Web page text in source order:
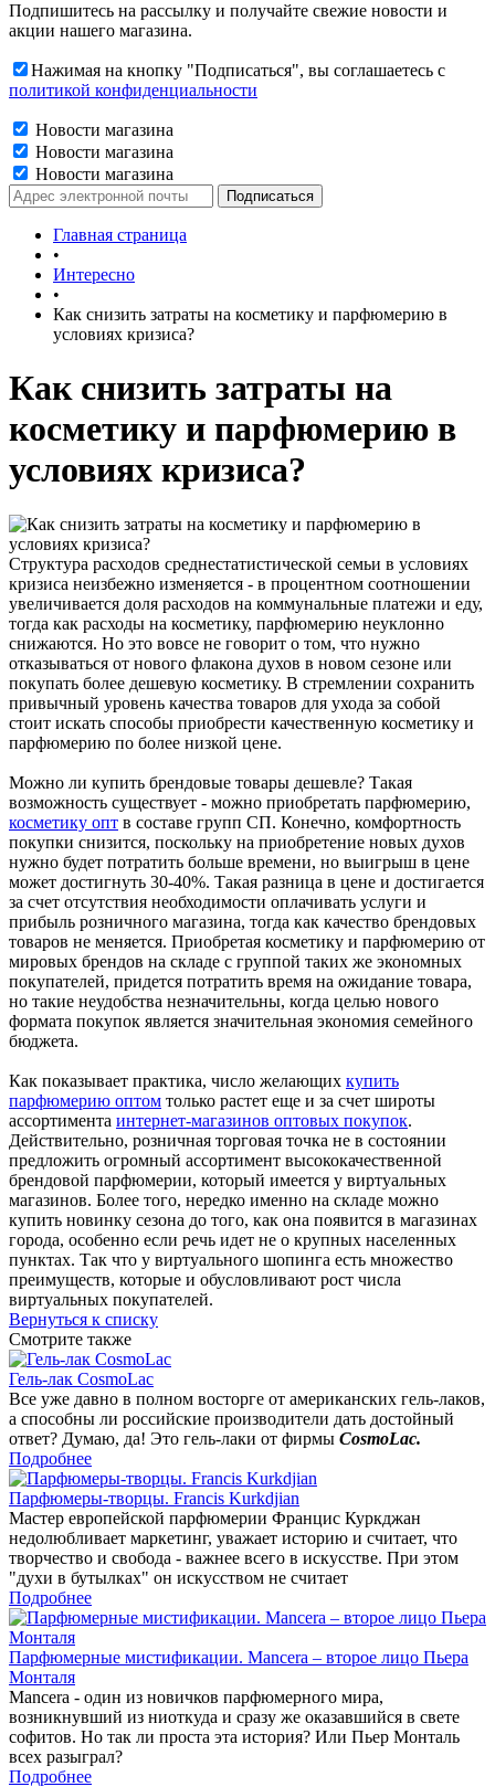
Подпишитесь на рассылку и получайте свежие новости и
акции нашего магазина.
Нажимая на кнопку "Подписаться", вы соглашаетесь с
политикой конфиденциальности
Новости магазина
Новости магазина
Новости магазина
Главная страница
•
Интересно
•
Как снизить затраты на косметику и парфюмерию в
условиях кризиса?
Как снизить затраты на
косметику и парфюмерию в
условиях кризиса?
Структура расходов среднестатистической семьи в условиях
кризиса неизбежно изменяется - в процентном соотношении
увеличивается доля расходов на коммунальные платежи и еду,
тогда как расходы на косметику, парфюмерию неуклонно
снижаются. Но это вовсе не говорит о том, что нужно
отказываться от нового флакона духов в новом сезоне или
покупать более дешевую косметику. В стремлении сохранить
привычный уровень качества товаров для ухода за собой
стоит искать способы приобрести качественную косметику и
парфюмерию по более низкой цене.
Можно ли купить брендовые товары дешевле? Такая
возможность существует - можно приобретать парфюмерию,
косметику опт в составе групп СП. Конечно, комфортность
покупки снизится, поскольку на приобретение новых духов
нужно будет потратить больше времени, но выигрыш в цене
может достигнуть 30-40%. Такая разница в цене и достигается
за счет отсутствия необходимости оплачивать услуги и
прибыль розничного магазина, тогда как качество брендовых
товаров не меняется. Приобретая косметику и парфюмерию от
мировых брендов на складе с группой таких же экономных
покупателей, придется потратить время на ожидание товара,
но такие неудобства незначительны, когда целью нового
формата покупок является значительная экономия семейного
бюджета.
Как показывает практика, число желающих купить
парфюмерию оптом только растет еще и за счет широты
ассортимента интернет-магазинов оптовых покупок.
Действительно, розничная торговая точка не в состоянии
предложить огромный ассортимент высококачественной
брендовой парфюмерии, который имеется у виртуальных
магазинов. Более того, нередко именно на складе можно
купить новинку сезона до того, как она появится в магазинах
города, особенно если речь идет не о крупных населенных
пунктах. Так что у виртуального шопинга есть множество
преимуществ, которые и обусловливают рост числа
виртуальных покупателей.
Вернуться к списку
Смотрите также
Гель-лак CosmoLac
Все уже давно в полном восторге от американских гель-лаков,
а способны ли российские производители дать достойный
ответ? Думаю, да! Это гель-лаки от фирмы CosmoLac.
Подробнее
Парфюмеры-творцы. Francis Kurkdjian
Мастер европейской парфюмерии Францис Куркджан
недолюбливает маркетинг, уважает историю и считает, что
творчество и свобода - важнее всего в искусстве. При этом
"духи в бутылках" он искусством не считает
Подробнее
Парфюмерные мистификации. Mancera – второе лицо Пьера
Монталя
Mancera - один из новичков парфюмерного мира,
возникнувший из ниоткуда и сразу же оказавшийся в свете
софитов. Но так ли проста эта история? Или Пьер Монталь
всех разыграл?
Подробнее